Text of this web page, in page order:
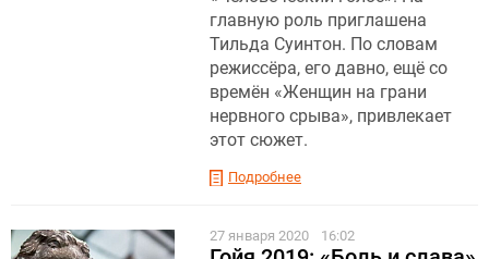
главную роль приглашена
Тильда Суинтон. По словам
режиссёра, его давно, ещё со
времён «Женщин на грани
нервного срыва», привлекает
этот сюжет.
Подробнее
27 января 2020 16:02